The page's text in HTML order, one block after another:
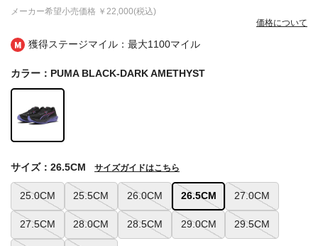
獲得ステージマイル：最大1100マイル
メーカー希望小売価格 ￥22,000(税込)
価格について
カラー：PUMA BLACK-DARK AMETHYST
25.0CM 25.5CM 26.0CM 26.5CM 27.0CM
27.5CM 28.0CM 28.5CM 29.0CM 29.5CM
サイズ：26.5CM サイズガイドはこちら